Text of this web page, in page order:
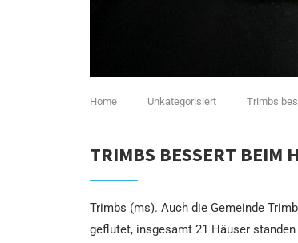
Home Unkategorisiert Trimbs
TRIMBS BESSERT BEIM
Trimbs (ms). Auch die Gemeinde
geflutet, insgesamt 21 Häuser